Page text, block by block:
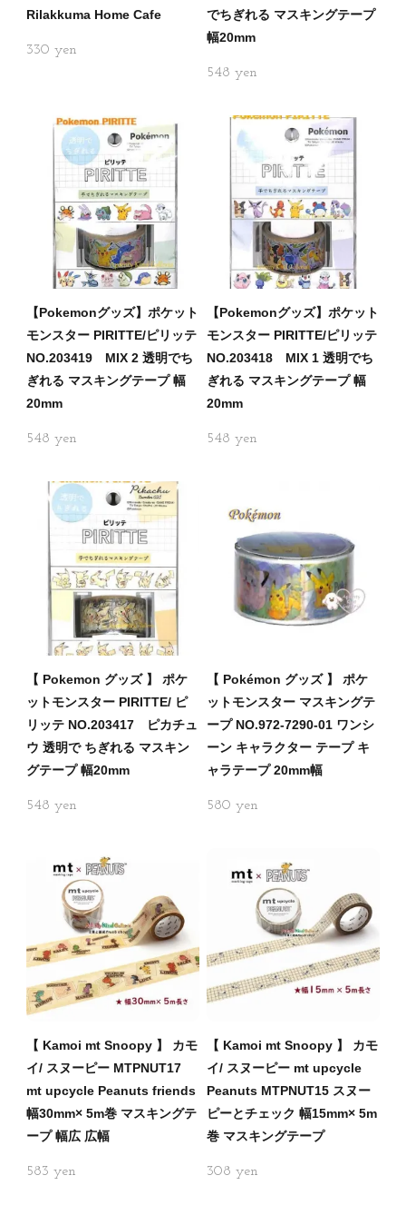
Rilakkuma Home Cafe
330
でちぎれる マスキングテープ
幅20mm
548
【Pokemonグッズ】ポケット
モンスター PIRITTE/ピリッテ
NO.203419 MIX 2 透明でち
ぎれる マスキングテープ 幅
20mm
548
【Pokemonグッズ】ポケット
モンスター PIRITTE/ピリッテ
NO.203418 MIX 1 透明でち
ぎれる マスキングテープ 幅
20mm
548
【 Pokemon グッズ 】 ポケ
ットモンスター PIRITTE/ ピ
リッテ NO.203417 ピカチュ
ウ 透明で ちぎれる マスキン
グテープ 幅20mm
548
【 Pokémon グッズ 】 ポケ
ットモンスター マスキングテ
ープ NO.972-7290-01 ワンシ
ーン キャラクター テープ キ
ャラテープ 20mm幅
580
【 Kamoi mt Snoopy 】 カモ
イ/ スヌーピー MTPNUT17
mt upcycle Peanuts friends
幅30mm× 5m巻 マスキングテ
ープ 幅広 広幅
583
【 Kamoi mt Snoopy 】 カモ
イ/ スヌーピー mt upcycle
Peanuts MTPNUT15 スヌー
ピーとチェック 幅15mm× 5m
巻 マスキングテープ
308